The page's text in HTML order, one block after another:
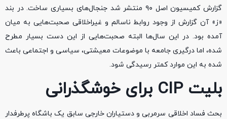
گزارش کمیسیون اصل ۹۰ منتشر شد جنجال‌های بسیاری ساخت. در بند
«ز» آن گزارش از وجود روابط ناسالم و غیراخلاقی صحبت‌هایی به میان
آمده بود. در این سال‌ها البته صحبت‌هایی از این دست بسیار مطرح
شده، اما درگیری جامعه با موضوعات معیشتی، سیاسی و اجتماعی باعث
شده به این موارد کمتر رسیدگی شود.
بلیت CIP برای خوشگذرانی
بحث فساد اخلاقی سرمربی و دستیاران خارجی سابق یک باشگاه پرطرفدار